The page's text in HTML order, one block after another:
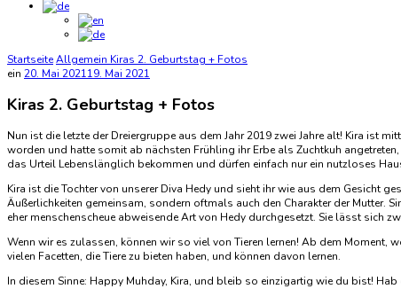
StartseiteAllgemein Kiras 2. Geburtstag + Fotos
ein 20. Mai 202119. Mai 2021
Kiras 2. Geburtstag + Fotos
Nun ist die letzte der Dreiergruppe aus dem Jahr 2019 zwei Jahre alt! Kira ist
worden und hatte somit ab nächsten Frühling ihr Erbe als Zuchtkuh
das Urteil Lebenslänglich bekommen und dürfen einfach nur ein nutzloses
Kira ist die Tochter von unserer Diva Hedy und sieht ihr wie aus dem Gesicht
Äußerlichkeiten gemeinsam, sondern oftmals auch den Charakter der Mutter.
eher menschenscheue abweisende Art von Hedy durchgesetzt. Sie lässt
Wenn wir es zulassen, können wir so viel von Tieren lernen! Ab dem Moment,
vielen Facetten, die Tiere zu bieten haben, und können davon lernen.
In diesem Sinne: Happy Muhday, Kira, und bleib so einzigartig wie du bist! Hab